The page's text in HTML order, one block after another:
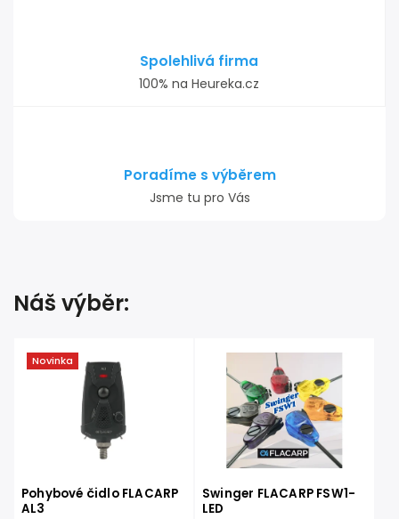
Spolehlivá firma
100% na Heureka.cz
Poradíme s výběrem
Jsme tu pro Vás
Náš výběr:
Novinka
Pohybové čidlo FLACARP
AL3
Swinger FLACARP FSW1-
LED